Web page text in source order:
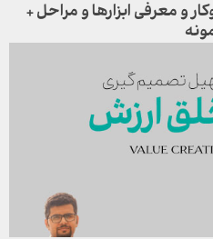
و معرفی ابزارها و مراحل +